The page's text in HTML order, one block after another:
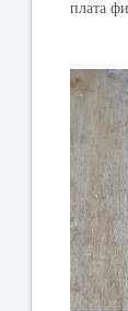
плата